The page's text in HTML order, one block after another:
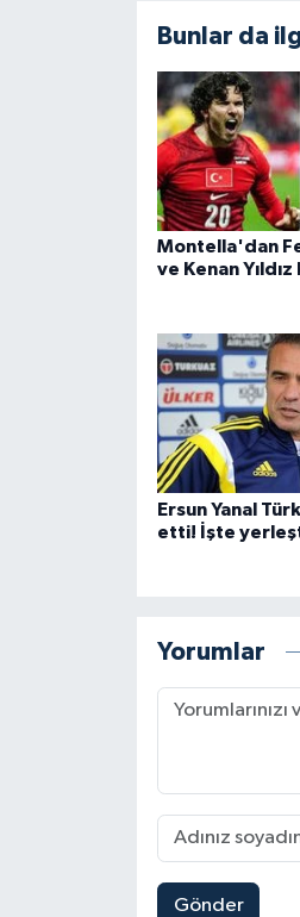
Bunlar da
Montella'dan
ve Kenan Yıldız
Ersun Yanal
etti! İşte
Yorumlar
Gönder